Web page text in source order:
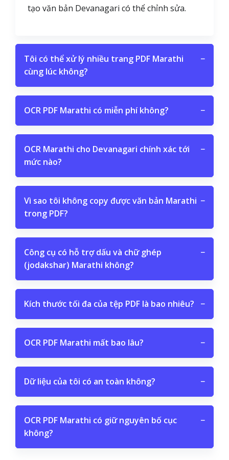
tạo văn bản Devanagari có thể chỉnh sửa.
Tôi có thể xử lý nhiều trang PDF Marathi
cùng lúc không?
−
OCR PDF Marathi có miễn phí không? −
OCR Marathi cho Devanagari chính xác tới
mức nào?
−
Vì sao tôi không copy được văn bản Marathi
trong PDF?
−
Công cụ có hỗ trợ dấu và chữ ghép
(jodakshar) Marathi không?
−
Kích thước tối đa của tệp PDF là bao nhiêu? −
OCR PDF Marathi mất bao lâu? −
Dữ liệu của tôi có an toàn không? −
OCR PDF Marathi có giữ nguyên bố cục
không?
−